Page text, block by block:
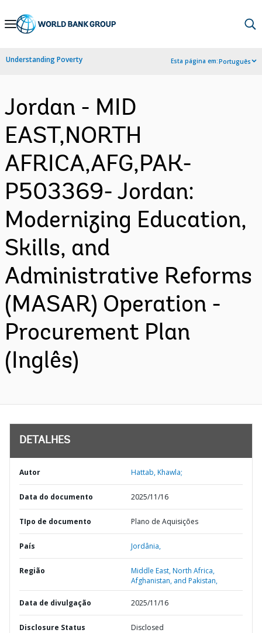
Skip
Navigation
Understanding Poverty Esta página em:Português
Jordan - MID
EAST,NORTH
AFRICA,AFG,PAK-
P503369- Jordan:
Modernizing Education,
Skills, and
Administrative Reforms
(MASAR) Operation -
Procurement Plan
(Inglês)
DETALHES
Autor Hattab, Khawla;
Data do documento 2025/11/16
TIpo de documento Plano de Aquisições
País Jordânia,
Região
Middle East, North Africa,
Afghanistan, and Pakistan,
Data de divulgação 2025/11/16
Disclosure Status Disclosed